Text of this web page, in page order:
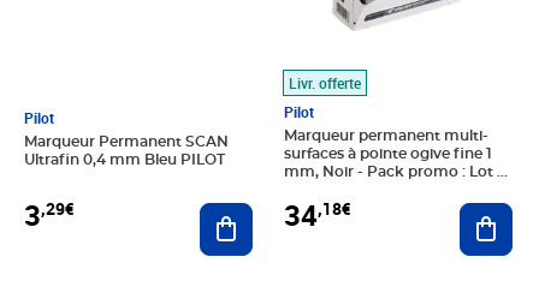
Pilot
Marqueur Permanent SCAN
Ultrafin 0,4 mm Bleu PILOT
3,29€ Ajouter au panier
Livr. offerte
Pilot
Marqueur permanent multi-
surfaces à pointe ogive fine 1
mm, Noir - Pack promo : Lot de
(paquet 20 unités)
34,18€